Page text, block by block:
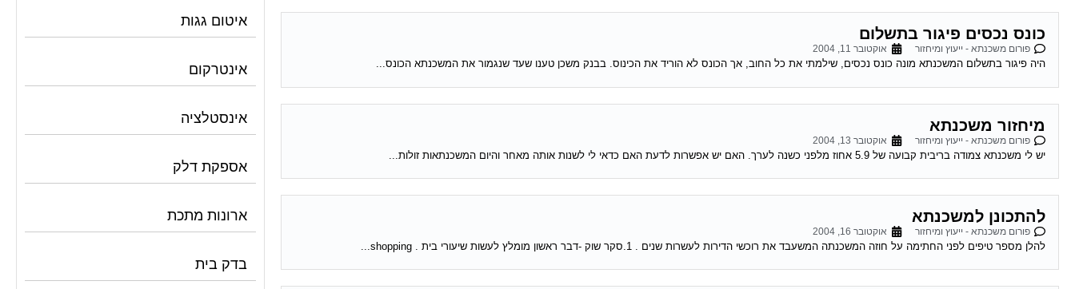
כונס נכסים פיגור בתשלום
פורום משכנתא - ייעוץ ומיחזור אוקטובר 11, 2004
היה פיגור בתשלום המשכנתא מונה כונס נכסים, שילמתי את כל החוב, אך הכונס לא הוריד את הכינוס. בבנק משכן טענו שעד שנגמור את המשכנתא הכונס...
מיחזור משכנתא
פורום משכנתא - ייעוץ ומיחזור אוקטובר 13, 2004
יש לי משכנתא צמודה בריבית קבועה של 5.9 אחוז מלפני כשנה לערך. האם יש אפשרות לדעת האם כדאי לי לשנות אותה מאחר והיום המשכנתאות זולות...
להתכונן למשכנתא
פורום משכנתא - ייעוץ ומיחזור אוקטובר 16, 2004
להלן מספר טיפים לפני החתימה על חוזה המשכנתה המשעבד את רוכשי הדירות לעשרות שנים . 1.סקר שוק -דבר ראשון מומלץ לעשות שיעורי בית . shopping...
איטום גגות
אינטרקום
אינסטלציה
אספקת דלק
ארונות מתכת
בדק בית